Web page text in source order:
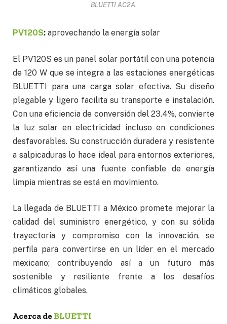
BLUETTI AC2A.
PV120S: aprovechando la energía solar
El PV120S es un panel solar portátil con una potencia
de 120 W que se integra a las estaciones energéticas
BLUETTI para una carga solar efectiva. Su diseño
plegable y ligero facilita su transporte e instalación.
Con una eficiencia de conversión del 23.4%, convierte
la luz solar en electricidad incluso en condiciones
desfavorables. Su construcción duradera y resistente
a salpicaduras lo hace ideal para entornos exteriores,
garantizando así una fuente confiable de energía
limpia mientras se está en movimiento.
La llegada de BLUETTI a México promete mejorar la
calidad del suministro energético, y con su sólida
trayectoria y compromiso con la innovación, se
perfila para convertirse en un líder en el mercado
mexicano; contribuyendo así a un futuro más
sostenible y resiliente frente a los desafíos
climáticos globales.
Acerca de BLUETTI